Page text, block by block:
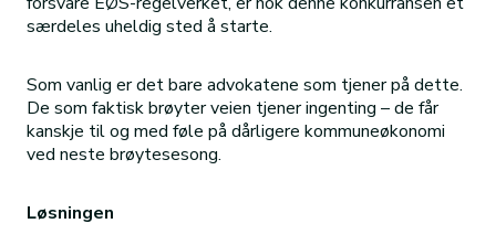
særdeles uheldig sted å starte.
Som vanlig er det bare advokatene som tjener på dette.
De som faktisk brøyter veien tjener ingenting – de får
kanskje til og med føle på dårligere kommuneøkonomi
ved neste brøytesesong.
Løsningen